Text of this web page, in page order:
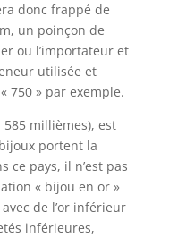
donc frappé de
un poinçon de
ou l’importateur et
utilisée et
750 » par exemple.
585 millièmes), est
portent la
ce pays, il n’est pas
« bijou en or »
de l’or inférieur
inférieures,